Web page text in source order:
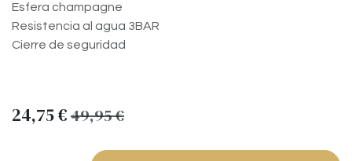
Esfera champagne
Resistencia al agua 3BAR
Cierre de seguridad
24,75€49,95€